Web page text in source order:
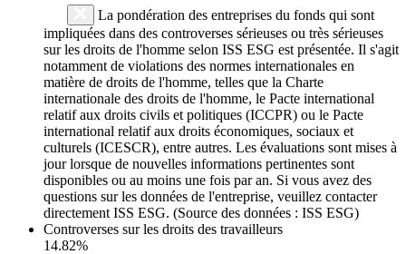
La pondération des entreprises du fonds qui sont
impliquées dans des controverses sérieuses ou très sérieuses
sur les droits de l'homme selon ISS ESG est présentée. Il s'agit
notamment de violations des normes internationales en
matière de droits de l'homme, telles que la Charte
internationale des droits de l'homme, le Pacte international
relatif aux droits civils et politiques (ICCPR) ou le Pacte
international relatif aux droits économiques, sociaux et
culturels (ICESCR), entre autres. Les évaluations sont mises à
jour lorsque de nouvelles informations pertinentes sont
disponibles ou au moins une fois par an. Si vous avez des
questions sur les données de l'entreprise, veuillez contacter
directement ISS ESG. (Source des données : ISS ESG)
Controverses sur les droits des travailleurs
14.82%